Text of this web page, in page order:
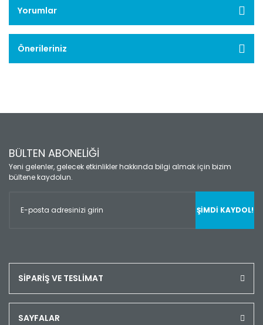
Yorumlar
Önerileriniz
BÜLTEN ABONELİĞİ
Yeni gelenler, gelecek etkinlikler hakkında bilgi almak için bizim
bültene kaydolun.
ŞİMDİ KAYDOL!
SİPARİŞ VE TESLİMAT
SAYFALAR